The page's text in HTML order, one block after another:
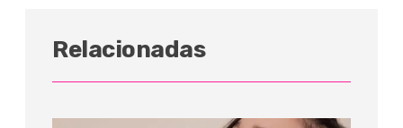
Relacionadas